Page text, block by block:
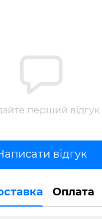
перший відгук
відгук
Оплата